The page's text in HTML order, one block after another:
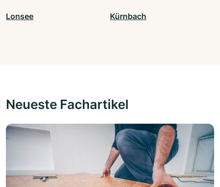
Lonsee Kürnbach
Neueste Fachartikel